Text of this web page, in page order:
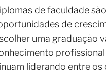
de faculdade
de
uma graduação
liderando entre